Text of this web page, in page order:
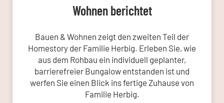
Wohnen berichtet
Bauen & Wohnen zeigt den zweiten Teil der
Homestory der Familie Herbig. Erleben Sie, wie
aus dem Rohbau ein individuell geplanter,
barrierefreier Bungalow entstanden ist und
werfen Sie einen Blick ins fertige Zuhause von
Familie Herbig.